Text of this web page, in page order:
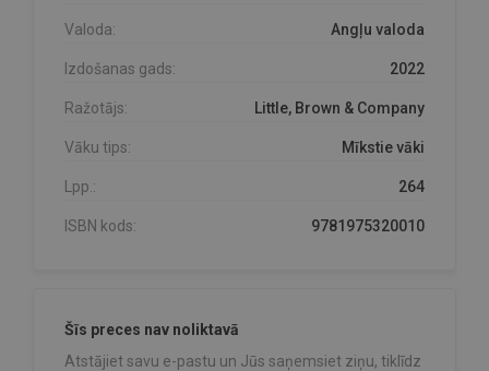
Valoda: Angļu valoda
Izdošanas gads: 2022
Ražotājs: Little, Brown & Company
Vāku tips: Mīkstie vāki
Lpp.: 264
ISBN kods: 9781975320010
Šīs preces nav noliktavā
Atstājiet savu e-pastu un Jūs saņemsiet ziņu, tiklīdz